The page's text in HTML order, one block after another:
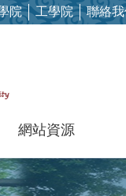
院 工學院 聯絡
網站資源